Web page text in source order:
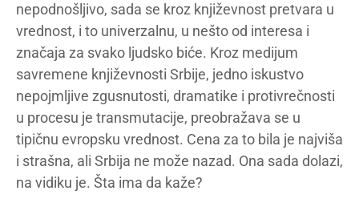
nepodnošljivo, sada se kroz književnost pretvara u
vrednost, i to univerzalnu, u nešto od interesa i
značaja za svako ljudsko biće. Kroz medijum
savremene književnosti Srbije, jedno iskustvo
nepojmljive zgusnutosti, dramatike i protivrečnosti
u procesu je transmutacije, preobražava se u
tipičnu evropsku vrednost. Cena za to bila je najviša
i strašna, ali Srbija ne može nazad. Ona sada dolazi,
na vidiku je. Šta ima da kaže?